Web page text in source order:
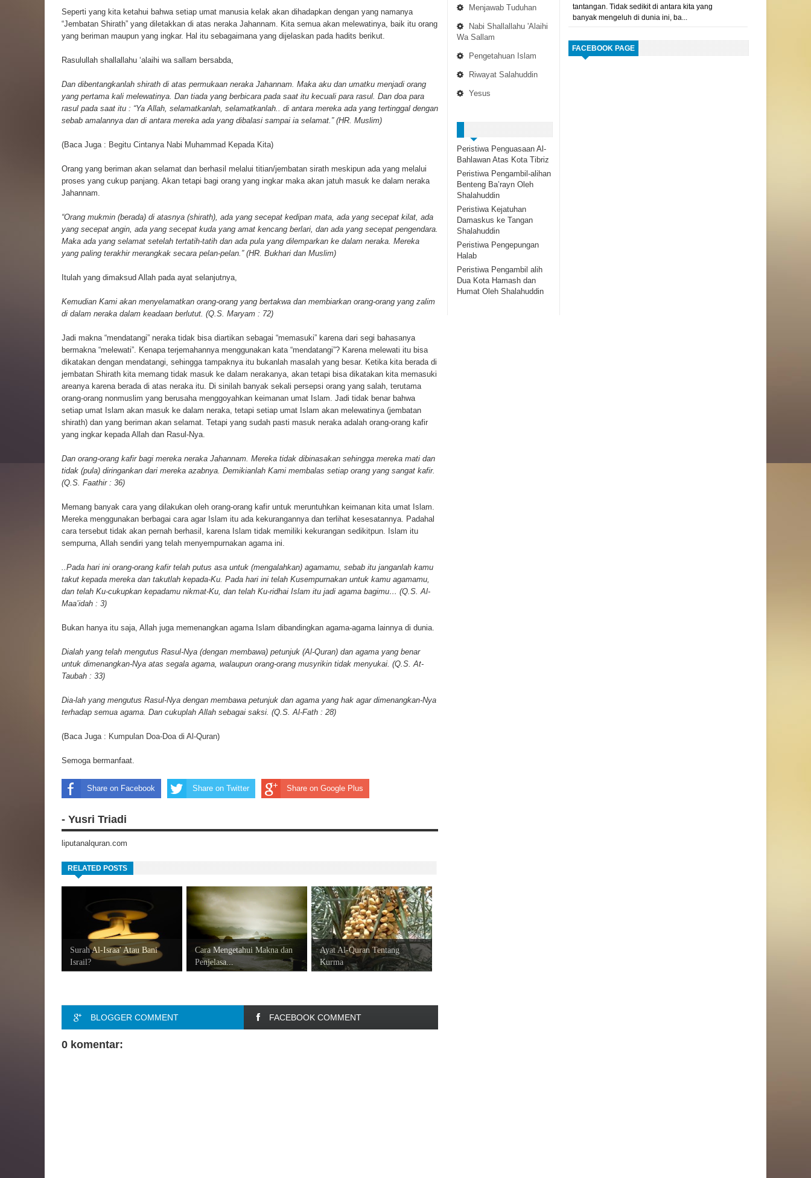
Menjawab Tuduhan
Nabi Shallallahu 'Alaihi
Wa Sallam
Pengetahuan Islam
Riwayat Salahuddin
Yesus
Peristiwa Penguasaan Al-
Bahlawan Atas Kota Tibriz
Peristiwa Pengambil-alihan
Benteng Ba’rayn Oleh
Shalahuddin
Peristiwa Kejatuhan
Damaskus ke Tangan
Shalahuddin
Peristiwa Pengepungan
Halab
Peristiwa Pengambil alih
Dua Kota Hamash dan
Humat Oleh Shalahuddin
Seperti yang kita ketahui bahwa setiap umat manusia kelak akan dihadapkan dengan yang namanya
“Jembatan Shirath” yang diletakkan di atas neraka Jahannam. Kita semua akan melewatinya, baik itu orang
yang beriman maupun yang ingkar. Hal itu sebagaimana yang dijelaskan pada hadits berikut.
Rasulullah shallallahu ‘alaihi wa sallam bersabda,
Dan dibentangkanlah shirath di atas permukaan neraka Jahannam. Maka aku dan umatku menjadi orang
yang pertama kali melewatinya. Dan tiada yang berbicara pada saat itu kecuali para rasul. Dan doa para
rasul pada saat itu : “Ya Allah, selamatkanlah, selamatkanlah.. di antara mereka ada yang tertinggal dengan
sebab amalannya dan di antara mereka ada yang dibalasi sampai ia selamat.” (HR. Muslim)
(Baca Juga : Begitu Cintanya Nabi Muhammad Kepada Kita)
Orang yang beriman akan selamat dan berhasil melalui titian/jembatan sirath meskipun ada yang melalui
proses yang cukup panjang. Akan tetapi bagi orang yang ingkar maka akan jatuh masuk ke dalam neraka
Jahannam.
“Orang mukmin (berada) di atasnya (shirath), ada yang secepat kedipan mata, ada yang secepat kilat, ada
yang secepat angin, ada yang secepat kuda yang amat kencang berlari, dan ada yang secepat pengendara.
Maka ada yang selamat setelah tertatih-tatih dan ada pula yang dilemparkan ke dalam neraka. Mereka
yang paling terakhir merangkak secara pelan-pelan.” (HR. Bukhari dan Muslim)
Itulah yang dimaksud Allah pada ayat selanjutnya,
Kemudian Kami akan menyelamatkan orang-orang yang bertakwa dan membiarkan orang-orang yang zalim
di dalam neraka dalam keadaan berlutut. (Q.S. Maryam : 72)
Jadi makna “mendatangi” neraka tidak bisa diartikan sebagai “memasuki” karena dari segi bahasanya
bermakna “melewati”. Kenapa terjemahannya menggunakan kata “mendatangi”? Karena melewati itu bisa
dikatakan dengan mendatangi, sehingga tampaknya itu bukanlah masalah yang besar. Ketika kita berada di
jembatan Shirath kita memang tidak masuk ke dalam nerakanya, akan tetapi bisa dikatakan kita memasuki
areanya karena berada di atas neraka itu. Di sinilah banyak sekali persepsi orang yang salah, terutama
orang-orang nonmuslim yang berusaha menggoyahkan keimanan umat Islam. Jadi tidak benar bahwa
setiap umat Islam akan masuk ke dalam neraka, tetapi setiap umat Islam akan melewatinya (jembatan
shirath) dan yang beriman akan selamat. Tetapi yang sudah pasti masuk neraka adalah orang-orang kafir
yang ingkar kepada Allah dan Rasul-Nya.
Dan orang-orang kafir bagi mereka neraka Jahannam. Mereka tidak dibinasakan sehingga mereka mati dan
tidak (pula) diringankan dari mereka azabnya. Demikianlah Kami membalas setiap orang yang sangat kafir.
(Q.S. Faathir : 36)
Memang banyak cara yang dilakukan oleh orang-orang kafir untuk meruntuhkan keimanan kita umat Islam.
Mereka menggunakan berbagai cara agar Islam itu ada kekurangannya dan terlihat kesesatannya. Padahal
cara tersebut tidak akan pernah berhasil, karena Islam tidak memiliki kekurangan sedikitpun. Islam itu
sempurna, Allah sendiri yang telah menyempurnakan agama ini.
..Pada hari ini orang-orang kafir telah putus asa untuk (mengalahkan) agamamu, sebab itu janganlah kamu
takut kepada mereka dan takutlah kepada-Ku. Pada hari ini telah Kusempurnakan untuk kamu agamamu,
dan telah Ku-cukupkan kepadamu nikmat-Ku, dan telah Ku-ridhai Islam itu jadi agama bagimu… (Q.S. Al-
Maa’idah : 3)
Bukan hanya itu saja, Allah juga memenangkan agama Islam dibandingkan agama-agama lainnya di dunia.
Dialah yang telah mengutus Rasul-Nya (dengan membawa) petunjuk (Al-Quran) dan agama yang benar
untuk dimenangkan-Nya atas segala agama, walaupun orang-orang musyrikin tidak menyukai. (Q.S. At-
Taubah : 33)
Dia-lah yang mengutus Rasul-Nya dengan membawa petunjuk dan agama yang hak agar dimenangkan-Nya
terhadap semua agama. Dan cukuplah Allah sebagai saksi. (Q.S. Al-Fath : 28)
(Baca Juga : Kumpulan Doa-Doa di Al-Quran)
Semoga bermanfaat.
Share on Facebook Share on Twitter Share on Google Plus
- Yusri Triadi
liputanalquran.com
RELATED POSTS
Surah Al-Israa' Atau Bani
Israil?
Cara Mengetahui Makna dan
Penjelasa...
Ayat Al-Quran Tentang
Kurma
BLOGGER COMMENT FACEBOOK COMMENT
0 komentar:
tantangan. Tidak sedikit di antara kita yang
banyak mengeluh di dunia ini, ba...
FACEBOOK PAGE